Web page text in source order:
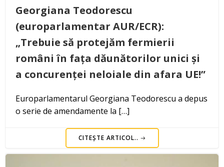
Georgiana Teodorescu
(europarlamentar AUR/ECR):
„Trebuie să protejăm fermierii
români în fața dăunătorilor unici și
a concurenței neloiale din afara UE!”
Europarlamentarul Georgiana Teodorescu a depus
o serie de amendamente la […]
CITEȘTE ARTICOL..